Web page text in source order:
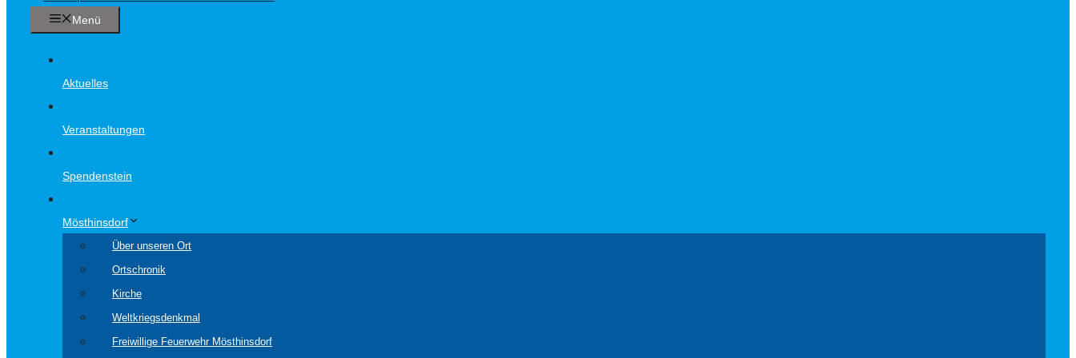
Menü
Aktuelles
Veranstaltungen
Spendenstein
Mösthinsdorf
Über unseren Ort
Ortschronik
Kirche
Weltkriegsdenkmal
Freiwillige Feuerwehr Mösthinsdorf